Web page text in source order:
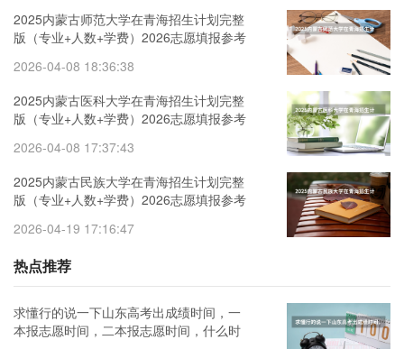
2025内蒙古师范大学在青海招生计划完整
版（专业+人数+学费）2026志愿填报参考
2026-04-08 18:36:38
2025内蒙古医科大学在青海招生计划完整
版（专业+人数+学费）2026志愿填报参考
2026-04-08 17:37:43
2025内蒙古民族大学在青海招生计划完整
版（专业+人数+学费）2026志愿填报参考
2026-04-19 17:16:47
热点推荐
求懂行的说一下山东高考出成绩时间，一
本报志愿时间，二本报志愿时间，什么时